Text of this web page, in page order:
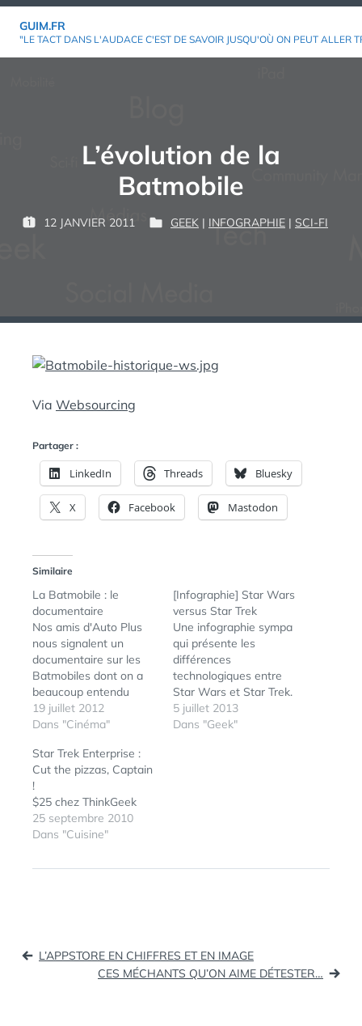
Aller
GUIM.FR
"LE TACT DANS L'AUDACE C'EST DE SAVOIR JUSQU'OÙ ON PEUT ALLER
L’évolution de la
Batmobile
P
É
12 JANVIER 2011
P
P
É
N
GEEK | INFOGRAPHIE | SCI-FI
Via Websourcing
Partager :
LinkedIn Threads Bluesky
X Facebook Mastodon
Similaire
La Batmobile : le
documentaire
Nos amis d'Auto Plus
nous signalent un
documentaire sur les
Batmobiles dont on a
beaucoup entendu
parler à l’occasion du
Comic-Con de San
dûmoins la bande-
annonce de ce
documentaire qui a été
présenté, et je vous
propose de la découvrir
ci-dessous. Simplement
ce film…
19 juillet 2012
Dans "Cinéma"
[Infographie] Star Wars
versus Star Trek
Une infographie sympa
qui présente les
différences
technologiques entre
Star Wars et Star Trek.
Via
5 juillet 2013
Dans "Geek"
Star Trek Enterprise :
Cut the pizzas, Captain
!
$25 chez ThinkGeek
25 septembre 2010
Dans "Cuisine"
BATMOBILE,
Navigation
L’APPSTORE EN CHIFFRES ET EN IMAGE
CES MÉCHANTS QU’ON AIME DÉTESTER…